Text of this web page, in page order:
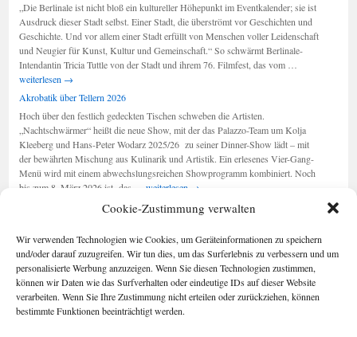
Cookie-Zustimmung verwalten
Wir verwenden Technologien wie Cookies, um Geräteinformationen zu speichern
und/oder darauf zuzugreifen. Wir tun dies, um das Surferlebnis zu verbessern und um
personalisierte Werbung anzuzeigen. Wenn Sie diesen Technologien zustimmen,
können wir Daten wie das Surfverhalten oder eindeutige IDs auf dieser Website
verarbeiten. Wenn Sie Ihre Zustimmung nicht erteilen oder zurückziehen, können
bestimmte Funktionen beeinträchtigt werden.
sind
am
Leben“
„Die Berlinale ist nicht bloß ein kultureller Höhepunkt im Eventkalender; sie ist
Ausdruck dieser Stadt selbst. Einer Stadt, die überströmt vor Geschichten und
Geschichte. Und vor allem einer Stadt erfüllt von Menschen voller Leidenschaft
und Neugier für Kunst, Kultur und Gemeinschaft.“ So schwärmt Berlinale-
Intendantin Tricia Tuttle von der Stadt und ihrem 76. Filmfest, das vom …
weiterlesen →
Akrobatik über Tellern 2026
Hoch über den festlich gedeckten Tischen schweben die Artisten.
„Nachtschwärmer“ heißt die neue Show, mit der das Palazzo-Team um Kolja
Kleeberg und Hans-Peter Wodarz 2025/26 zu seiner Dinner-Show lädt – mit
der bewährten Mischung aus Kulinarik und Artistik. Ein erlesenes Vier-Gang-
Menü wird mit einem abwechslungsreichen Showprogramm kombiniert. Noch
bis zum 8. März 2026 ist das … Akrobatik
Tellern
weiterlesen →
Seiten
Berlin im Buch
Cookie-
Richtlinie (EU)
Foto-Blog
Impressum/Date
Kategorien
Kategorien